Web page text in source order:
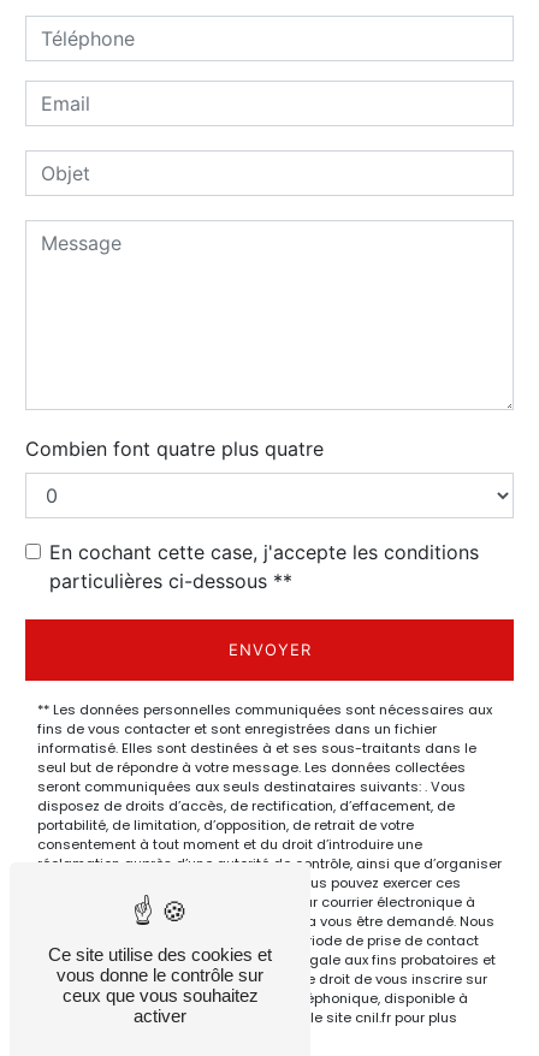
Combien font quatre plus quatre
En cochant cette case, j'accepte les conditions
particulières ci-dessous **
ENVOYER
** Les données personnelles communiquées sont nécessaires aux
fins de vous contacter et sont enregistrées dans un fichier
informatisé. Elles sont destinées à et ses sous-traitants dans le
seul but de répondre à votre message. Les données collectées
seront communiquées aux seuls destinataires suivants: . Vous
disposez de droits d’accès, de rectification, d’effacement, de
portabilité, de limitation, d’opposition, de retrait de votre
consentement à tout moment et du droit d’introduire une
réclamation auprès d’une autorité de contrôle, ainsi que d’organiser
le sort de vos données post-mortem. Vous pouvez exercer ces
droits par voie postale à l'adresse ou par courrier électronique à
l'adresse . Un justificatif d'identité pourra vous être demandé. Nous
conservons vos données pendant la période de prise de contact
puis pendant la durée de prescription légale aux fins probatoires et
de gestion des contentieux. Vous avez le droit de vous inscrire sur
la liste d'opposition au démarchage téléphonique, disponible à
cette adresse:Bloctel.gouv.fr
. Consultez le site cnil.fr pour plus
Ce site utilise des cookies et
vous donne le contrôle sur
ceux que vous souhaitez
activer